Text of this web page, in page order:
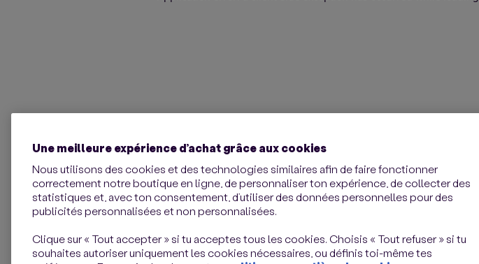
Une meilleure expérience d’achat grâce aux cookies
Nous utilisons des cookies et des technologies similaires afin de faire fonctionner
correctement notre boutique en ligne, de personnaliser ton expérience, de collecter des
statistiques et, avec ton consentement, d’utiliser des données personnelles pour des
publicités personnalisées et non personnalisées.
Clique sur « Tout accepter » si tu acceptes tous les cookies. Choisis « Tout refuser » si tu
souhaites autoriser uniquement les cookies nécessaires, ou définis toi-même tes